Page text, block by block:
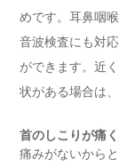
めです。耳鼻咽
音波検査にも対
ができます。近
状がある場合は
首のしこりが痛
痛みがないから